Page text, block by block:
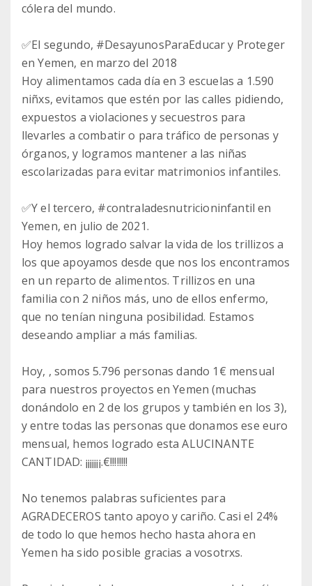
cólera del mundo.
✅El segundo, #DesayunosParaEducar y Proteger
en Yemen, en marzo del 2018
Hoy alimentamos cada día en 3 escuelas a 1.590
niñxs, evitamos que estén por las calles pidiendo,
expuestos a violaciones y secuestros para
llevarles a combatir o para tráfico de personas y
órganos, y logramos mantener a las niñas
escolarizadas para evitar matrimonios infantiles.
✅Y el tercero, #contraladesnutricioninfantil en
Yemen, en julio de 2021.
Hoy hemos logrado salvar la vida de los trillizos a
los que apoyamos desde que nos los encontramos
en un reparto de alimentos. Trillizos en una
familia con 2 niños más, uno de ellos enfermo,
que no tenían ninguna posibilidad. Estamos
deseando ampliar a más familias.
Hoy, , somos 5.796 personas dando 1€ mensual
para nuestros proyectos en Yemen (muchas
donándolo en 2 de los grupos y también en los 3),
y entre todas las personas que donamos ese euro
mensual, hemos logrado esta ALUCINANTE
CANTIDAD: ¡¡¡¡¡¡¡.€!!!!!!!!
No tenemos palabras suficientes para
AGRADECEROS tanto apoyo y cariño. Casi el 24%
de todo lo que hemos hecho hasta ahora en
Yemen ha sido posible gracias a vosotrxs.